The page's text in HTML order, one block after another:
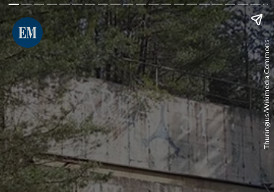
Thuringius/Wikimedia Commons